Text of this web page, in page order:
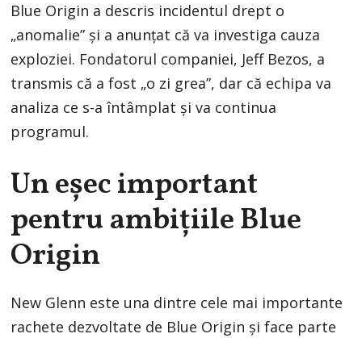
Blue Origin a descris incidentul drept o
„anomalie” și a anunțat că va investiga cauza
exploziei. Fondatorul companiei, Jeff Bezos, a
transmis că a fost „o zi grea”, dar că echipa va
analiza ce s-a întâmplat și va continua
programul.
Un eșec important
pentru ambițiile Blue
Origin
New Glenn este una dintre cele mai importante
rachete dezvoltate de Blue Origin și face parte